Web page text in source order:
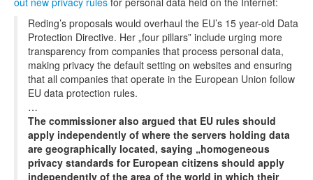
Reding’s proposals would overhaul the EU’s 15 year-old Data
Protection Directive. Her „four pillars” include urging more
transparency from companies that process personal data,
making privacy the default setting on websites and ensuring
that all companies that operate in the European Union follow
EU data protection rules.
…
The commissioner also argued that EU rules should
apply independently of where the servers holding data
are geographically located, saying „homogeneous
privacy standards for European citizens should apply
independently of the area of the world in which their